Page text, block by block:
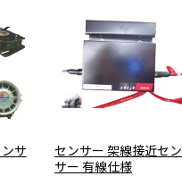
サ
センサー 架線接近セン
サー 有線仕様